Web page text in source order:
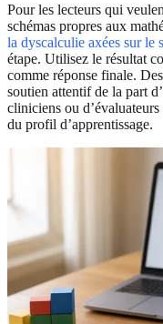
Pour les lecteurs qui
schémas propres aux
la dyscalculie axées sur le
étape. Utilisez le résultat
comme réponse finale.
soutien attentif de la part
cliniciens ou
du profil d’apprentissage.